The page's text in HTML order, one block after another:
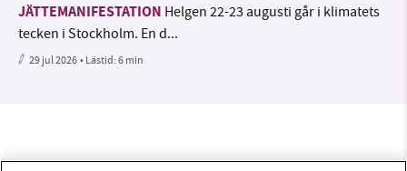
JÄTTEMANIFESTATION Helgen 22-23 augusti går i klimatets
tecken i Stockholm. En d...
29 jul 2026• Lästid:6 min